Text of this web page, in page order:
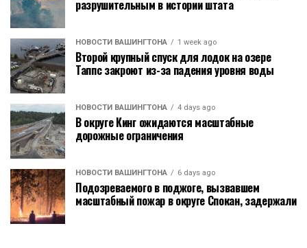
разрушительным в истории штата
НОВОСТИ ВАШИНГТОНА 1 week ago
Второй крупный спуск для лодок на озере
Таппс закроют из-за падения уровня воды
НОВОСТИ ВАШИНГТОНА 4 days ago
В округе Кинг ожидаются масштабные
дорожные ограничения
НОВОСТИ ВАШИНГТОНА 6 days ago
Подозреваемого в поджоге, вызвавшем
масштабный пожар в округе Спокан, задержали